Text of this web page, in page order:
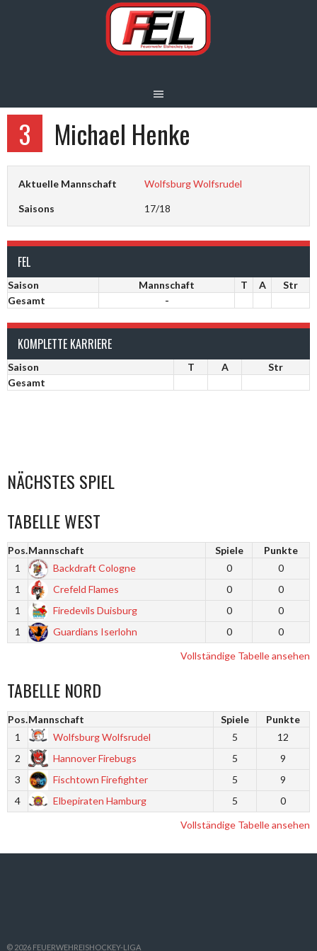
3 Michael Henke
Aktuelle Mannschaft Wolfsburg Wolfsrudel
Saisons 17/18
FEL
Saison Mannschaft T A
Str
Gesamt
-
KOMPLETTE KARRIERE
Saison T A
Str
Gesamt
NÄCHSTES SPIEL
TABELLE WEST
Pos.Mannschaft Spiele
Punkte
1
Backdraft Cologne 0
0
1
Crefeld Flames 0
0
1
Firedevils Duisburg 0
0
1
Guardians Iserlohn 0
0
Vollständige Tabelle ansehen
TABELLE NORD
Pos.Mannschaft Spiele
Punkte
1
Wolfsburg Wolfsrudel 5
12
2
Hannover Firebugs 5
9
3
Fischtown Firefighter 5
9
4
Elbepiraten Hamburg 5
0
Vollständige Tabelle ansehen
© 2026 FEUERWEHREISHOCKEY-LIGA